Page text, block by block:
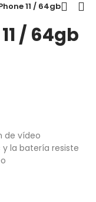
11 / 64gb
/ 64gb
de vídeo
la batería resiste